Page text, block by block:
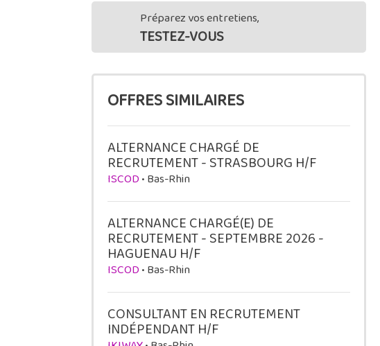
Préparez vos entretiens,
TESTEZ-VOUS
OFFRES SIMILAIRES
ALTERNANCE CHARGÉ DE
RECRUTEMENT - STRASBOURG H/F
ISCOD• Bas-Rhin
ALTERNANCE CHARGÉ(E) DE
RECRUTEMENT - SEPTEMBRE 2026 -
HAGUENAU H/F
ISCOD• Bas-Rhin
CONSULTANT EN RECRUTEMENT
INDÉPENDANT H/F